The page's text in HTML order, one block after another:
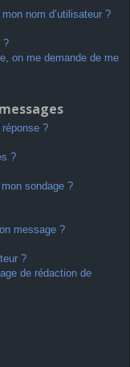
nom d’utilisateur ?
?
on me demande de me
?
?
sondage ?
message ?
?
de rédaction de